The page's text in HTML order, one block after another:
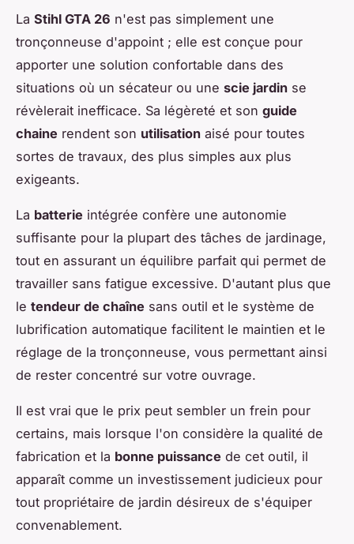
La Stihl GTA 26 n'est pas simplement une
tronçonneuse d'appoint ; elle est conçue pour
apporter une solution confortable dans des
situations où un sécateur ou une scie jardin se
révèlerait inefficace. Sa légèreté et son guide
chaine rendent son utilisation aisé pour toutes
sortes de travaux, des plus simples aux plus
exigeants.
La batterie intégrée confère une autonomie
suffisante pour la plupart des tâches de jardinage,
tout en assurant un équilibre parfait qui permet de
travailler sans fatigue excessive. D'autant plus que
le tendeur de chaîne sans outil et le système de
lubrification automatique facilitent le maintien et le
réglage de la tronçonneuse, vous permettant ainsi
de rester concentré sur votre ouvrage.
Il est vrai que le prix peut sembler un frein pour
certains, mais lorsque l'on considère la qualité de
fabrication et la bonne puissance de cet outil, il
apparaît comme un investissement judicieux pour
tout propriétaire de jardin désireux de s'équiper
convenablement.